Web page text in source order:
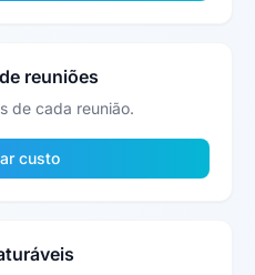
reuniões
de cada reunião.
custo